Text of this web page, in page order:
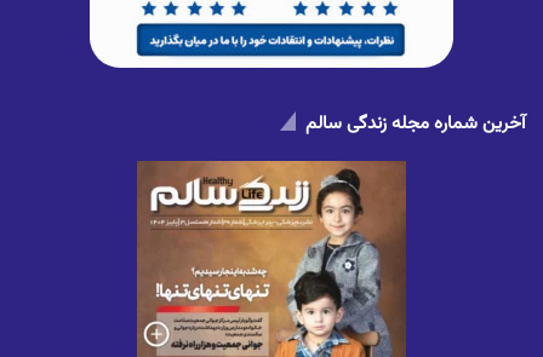
آخرین شماره مجله زندگی سالم